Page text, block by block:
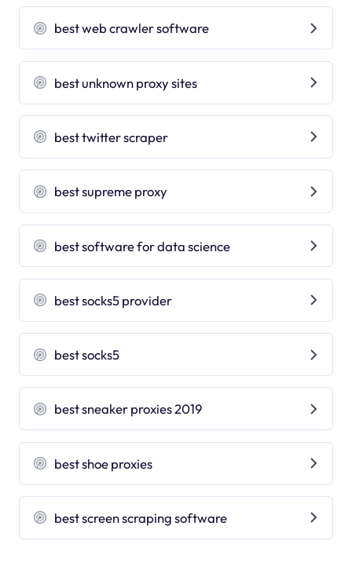
best web crawler software
best unknown proxy sites
best twitter scraper
best supreme proxy
best software for data science
best socks5 provider
best socks5
best sneaker proxies 2019
best shoe proxies
best screen scraping software